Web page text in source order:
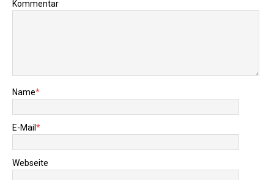
Kommentar
Name*
E-Mail *
Webseite